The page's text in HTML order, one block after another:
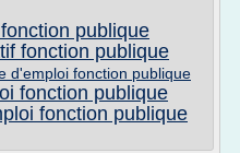
publique
fonction publique
d'emploi fonction publique
fonction publique
fonction publique